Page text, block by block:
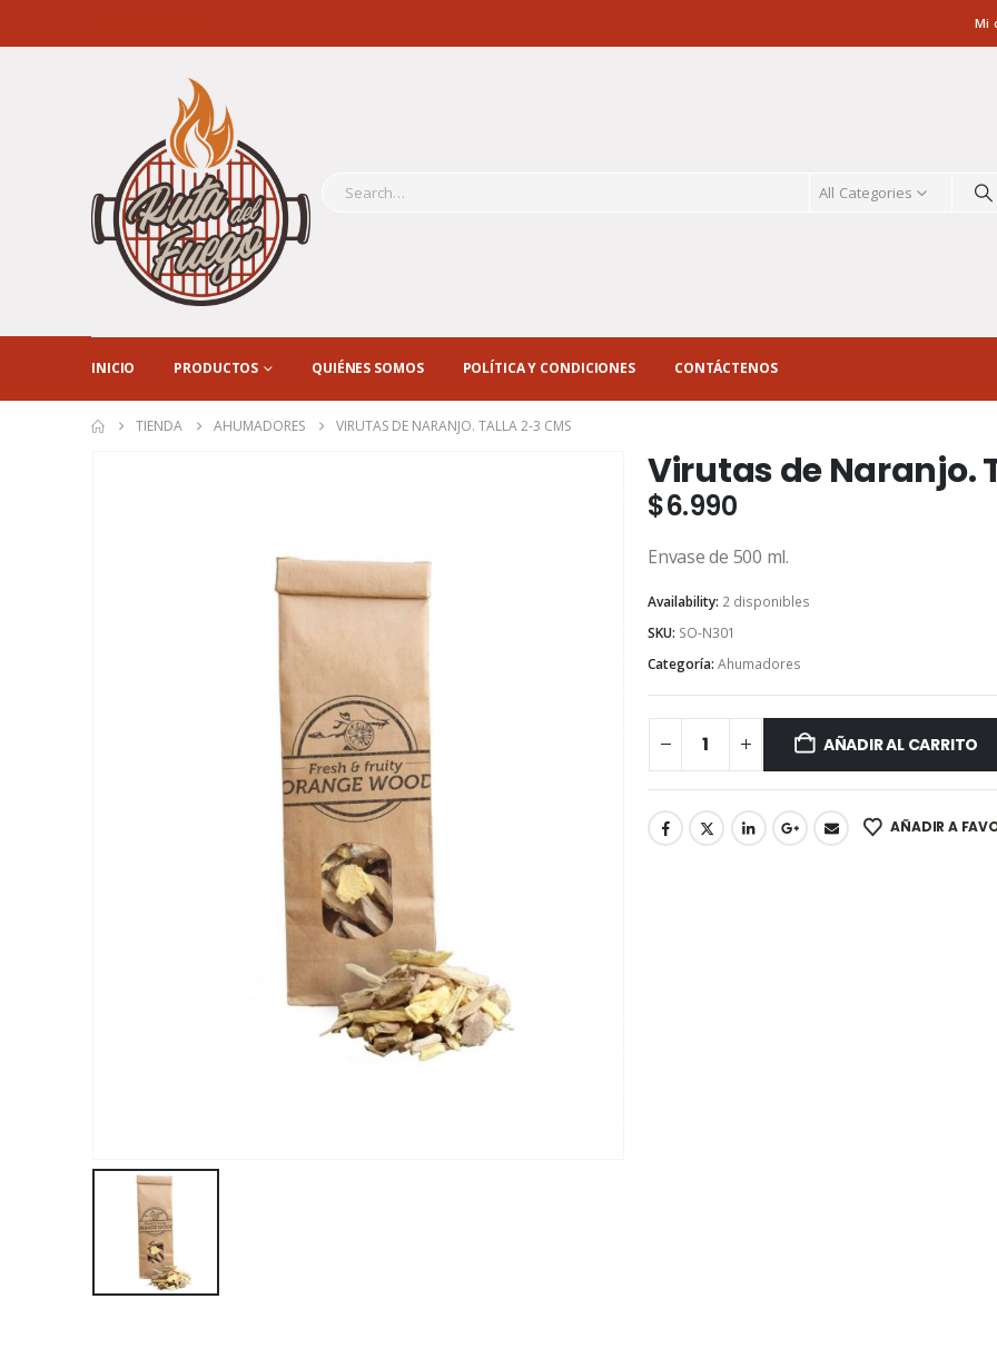
Mi
All Categories
INICIO PRODUCTOS QUIÉNES SOMOS POLÍTICA Y CONDICIONES CONTÁCTENOS
TIENDA AHUMADORES VIRUTAS DE NARANJO. TALLA 2-3 CMS
Virutas de Naranjo.
$6.990
Envase de 500 ml.
Availability: 2 disponibles
SKU: SO-N301
Categoría: Ahumadores
AÑADIR AL CARRITO
AÑADIR A